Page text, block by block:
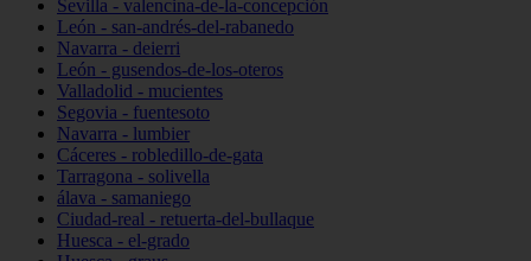
Sevilla - valencina-de-la-concepción
León - san-andrés-del-rabanedo
Navarra - deierri
León - gusendos-de-los-oteros
Valladolid - mucientes
Segovia - fuentesoto
Navarra - lumbier
Cáceres - robledillo-de-gata
Tarragona - solivella
álava - samaniego
Ciudad-real - retuerta-del-bullaque
Huesca - el-grado